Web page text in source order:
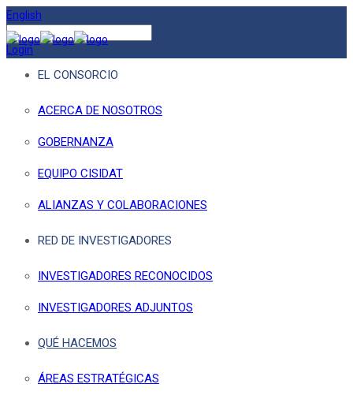
English
Login
EL CONSORCIO
ACERCA DE NOSOTROS
GOBERNANZA
EQUIPO CISIDAT
ALIANZAS Y COLABORACIONES
RED DE INVESTIGADORES
INVESTIGADORES RECONOCIDOS
INVESTIGADORES ADJUNTOS
QUÉ HACEMOS
ÁREAS ESTRATÉGICAS